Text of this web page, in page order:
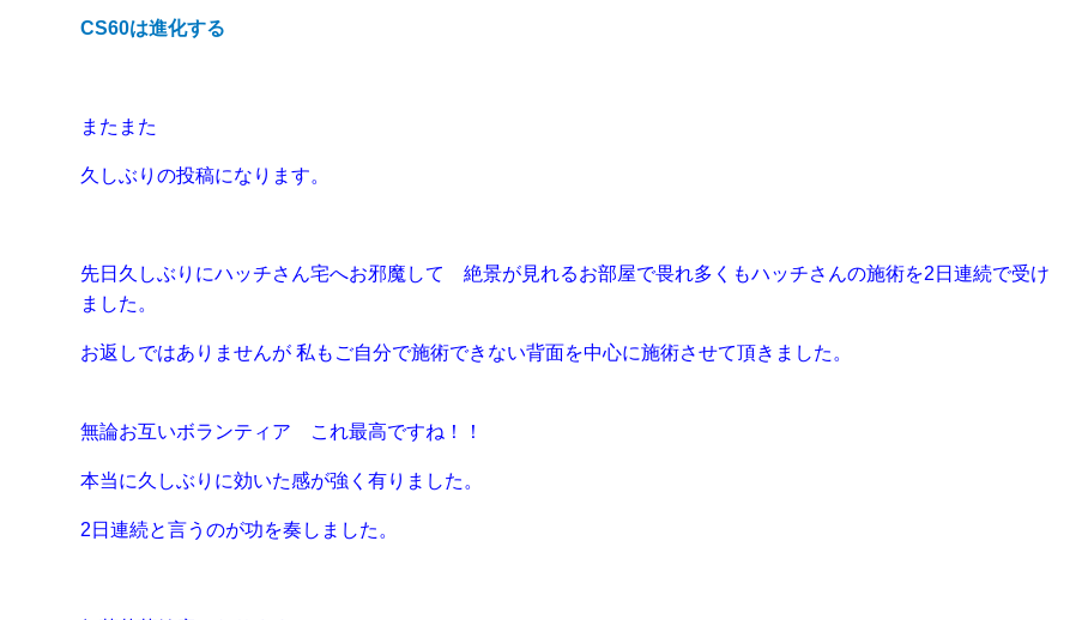
CS60は進化する
またまた
久しぶりの投稿になります。
先日久しぶりにハッチさん宅へお邪魔して 絶景が見れるお部屋で畏れ多くもハッチさんの施術を2日連続で受け
ました。
お返しではありませんが 私もご自分で施術できない背面を中心に施術させて頂きました。
無論お互いボランティア これ最高ですね！！
本当に久しぶりに効いた感が強く有りました。
2日連続と言うのが功を奏しました。